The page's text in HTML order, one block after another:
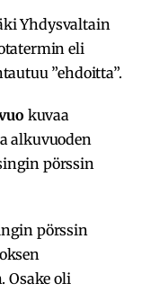
Yhdysvaltain
eli
”ehdoitta”.
kuvaa
alkuvuoden
pörssin
pörssin
Osake oli